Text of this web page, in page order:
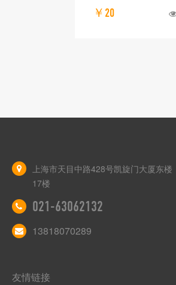
￥20
上海市天目中路428号凯旋门大厦东楼
17楼
021-63062132
13818070289
友情链接